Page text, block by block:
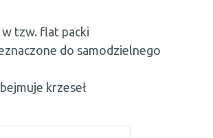
w tzw. flat packi
do samodzielnego
krzeseł